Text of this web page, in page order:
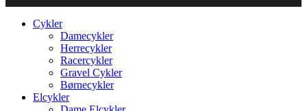
Cykler
Damecykler
Herrecykler
Racercykler
Gravel Cykler
Børnecykler
Elcykler